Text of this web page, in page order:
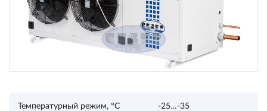
Температурный режим, °С
-25…-35